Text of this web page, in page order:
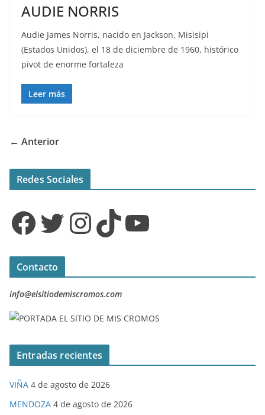
AUDIE NORRIS
Audie James Norris, nacido en Jackson, Misisipi
(Estados Unidos), el 18 de diciembre de 1960, histórico
pívot de enorme fortaleza
Leer más
← Anterior
Redes Sociales
Facebook Twitter InstagramTikTok YouTube
Contacto
info@elsitiodemiscromos.com
Entradas recientes
VIÑA 4 de agosto de 2026
MENDOZA 4 de agosto de 2026